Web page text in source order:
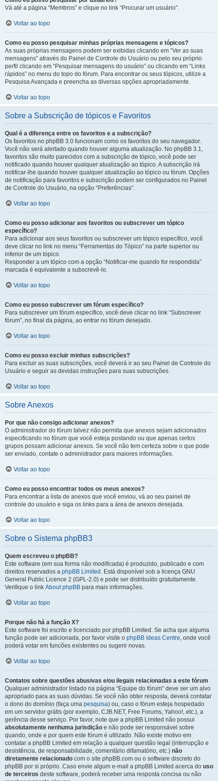
Vá até a página “Membros” e clique no link “Procurar um usuário”.
Voltar ao topo
Como eu posso pesquisar minhas próprias mensagens e tópicos?
As suas próprias mensagens podem ser exibidas clicando em “Ver as suas
mensagens” através do Painel de Controle do Usuário ou pelo seu próprio
perfil clicando em “Pesquisar mensagens do usuário” ou clicando em “Links
rápidos” no menu do topo do fórum. Para encontrar os seus tópicos, utilize a
Pesquisa Avançada e preencha as diversas opções apropriadamente.
Voltar ao topo
Sobre a Subscrição de tópicos e Favoritos
Qual é a diferença entre os favoritos e a subscrição?
Os favoritos no phpBB 3.0 funcionam como os favoritos do seu navegador.
Você não será alertado quando houver alguma atualização. No phpBB 3.1,
favoritos são muito parecidos com a subscrição de tópico, você pode ser
notificado quando houver qualquer atualização ao tópico. A subscrição irá
notificar-lhe quando houver qualquer atualização ao tópico ou fórum. Opções
de notificação para favoritos e subscrição podem ser configurados no Painel
de Controle do Usuário, na opção “Preferências”.
Voltar ao topo
Como eu posso adicionar aos favoritos ou subscrever um tópico
específico?
Para adicionar aos seus favoritos ou subscrever um tópico específico, você
deve clicar no link no menu “Ferramentas do Tópico” na parte superior ou
inferior de um tópico.
Responder a um tópico com a opção “Notificar-me quando for respondida”
marcada é equivalente a subscrevê-lo.
Voltar ao topo
Como eu posso subscrever um fórum específico?
Para subscrever um fórum específico, você deve clicar no link “Subscrever
fórum”, no final da página, ao entrar no fórum desejado.
Voltar ao topo
Como eu posso excluir minhas subscrições?
Para excluir as suas subscrições, você deverá ir ao seu Painel de Controle do
Usuário e seguir as devidas instruções para suas subscrições.
Voltar ao topo
Sobre Anexos
Por que não consigo adicionar anexos?
O administrador do fórum talvez não permita que anexos sejam adicionados
especificando no fórum que você esteja postando ou que apenas certos
grupos possam adicionar anexos. Se você não tem certeza sobre o que pode
ser enviado, contate o administrador para maiores informações.
Voltar ao topo
Como eu posso encontrar todos os meus anexos?
Para encontrar a lista de anexos que você enviou, vá ao seu painel de
controle do usuário e siga os links para a área de anexos desejada.
Voltar ao topo
Sobre o Sistema phpBB3
Quem escreveu o phpBB?
Este software (em sua forma não modificada) é produzido, publicado e com
direitos reservados a phpBB Limited . Está disponível sob a licença GNU
General Public Licence 2 (GPL-2.0) e pode ser distribuído gratuitamente.
Verifique o link About phpBB para mais informações.
Voltar ao topo
Porque não há a função X?
Este software foi escrito e licenciado por phpBB Limited. Se acha que alguma
função pode ser adicionada, por favor visite o phpBB Ideas Centre, onde você
poderá votar em funcões existentes ou sugerir novas.
Voltar ao topo
Contatos sobre questões abusivas e/ou ilegais relacionadas a este fórum
Qualquer administrador listado na página “Equipe do fórum” deve ser um alvo
apropriado para as suas dúvidas. Se você não obter resposta, deverá contatar
o dono do domínio (faça uma pesquisa) ou, caso o fórum esteja hospedado
em um servidor grátis (por exemplo, CJB.NET, Free Forums, Yahoo!, etc.), a
gerência desse serviço. Por favor, note que a phpBB Limited não possui
absolutamente nenhuma jurisdição e não pode ser responsável sobre
quando, onde e por quem este fórum é utilizado. Não existe motivo em
contatar a phpBB Limited em relação a qualquer questão legal (interrupção e
desistência, de responsabilidade, comentário difamatório, etc.) não
diretamente relacionado com o site phpBB.com ou o software discreto do
phpBB por si próprio. Caso envie algum e-mail a phpBB Limited acerca do uso
de terceiros deste software, poderá receber uma resposta concisa ou não